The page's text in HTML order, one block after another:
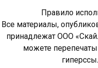
Правило
Все материалы,
принадлежат ООО
можете